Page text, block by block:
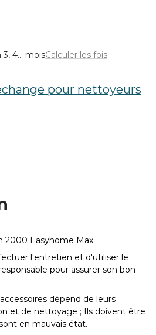
4... moisCalculer les fois
pour nettoyeurs
2000 Easyhome Max
l'entretien et d'utiliser le
pour assurer son bon
dépend de leurs
et de nettoyage ; Ils doivent être
en mauvais état.